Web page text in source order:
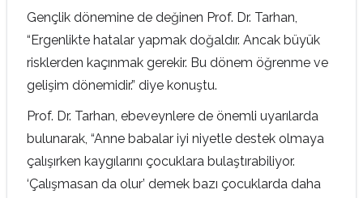
Gençlik dönemine de değinen Prof. Dr. Tarhan,
“Ergenlikte hatalar yapmak doğaldır. Ancak büyük
risklerden kaçınmak gerekir. Bu dönem öğrenme ve
gelişim dönemidir.” diye konuştu.
Prof. Dr. Tarhan, ebeveynlere de önemli uyarılarda
bulunarak, “Anne babalar iyi niyetle destek olmaya
çalışırken kaygılarını çocuklara bulaştırabiliyor.
‘Çalışmasan da olur’ demek bazı çocuklarda daha